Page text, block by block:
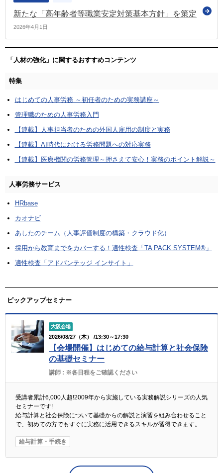
新たな「高年齢者等職業安定対策基本方針」を策定
2026年4月1日
「人材の強化」に関するおすすめコンテンツ
特集
はじめての人事労務 ～初任者のための実務講座～
管理職のための人事労務入門
【連載】人事担当者のための外国人雇用の制度と実務
【連載】AI時代における労務問題への対応実務
【連載】医療機関の労務管理～押さえて安心！実務のポイント解説～
人事労務サービス
HRbase
カオナビ
あしたのチーム（人事評価制度の構築・クラウド化）
採用から教育までをカバーする！適性検査「TA PACK SYSTEM®」
適性検査「アドバンテッジ インサイト」
ピックアップセミナー
大阪会場
2026/08/27（木） /13:30～17:30
【会場開催】はじめての給与計算と社会保険
の基礎セミナー
講師 : ※各日程をご確認ください
受講者累計6,000人超!2009年から実施している実務解説シリーズの人気
セミナーです!
給与計算と社会保険について基礎からの解説と演習を組み合わせること
で、初めての方でもすぐに実務に活用できるスキルが習得できます。
給与計算・手続き